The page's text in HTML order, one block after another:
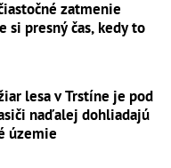
zatmenie
si presný čas, kedy to
lesa v Trstíne je pod
naďalej dohliadajú
územie